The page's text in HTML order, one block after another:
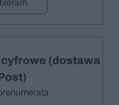
cyfrowe (dostawa